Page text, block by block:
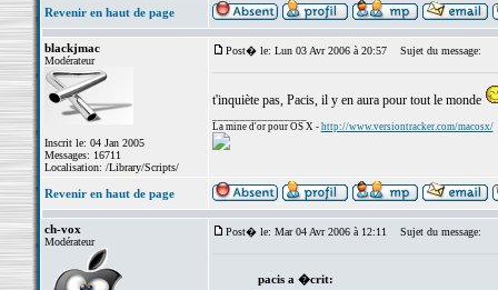
Revenir en haut de page
blackjmac
Modérateur
Inscrit le: 04 Jan 2005
Messages: 16711
Localisation: /Library/Scripts/
Post� le: Lun 03 Avr 2006 à 20:57 Sujet du message:
t'inquiète pas, Pacis, il y en aura pour tout le monde
La mine d'or pour OS X - http://www.versiontracker.com/macosx/
Revenir en haut de page
ch-vox
Modérateur
Post� le: Mar 04 Avr 2006 à 12:11 Sujet du message:
pacis a �crit: